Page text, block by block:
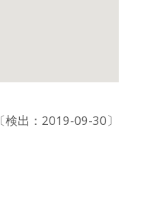
〔検出：2019-09-30〕